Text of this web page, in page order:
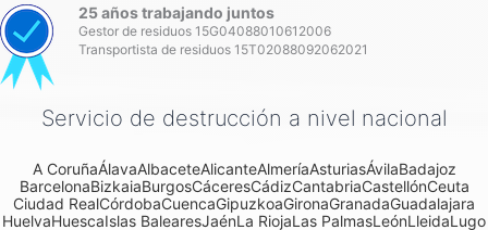
25 años trabajando juntos
Gestor de residuos 15G04088010612006
Transportista de residuos 15T02088092062021
Servicio de destrucción a nivel nacional
A CoruñaÁlavaAlbaceteAlicanteAlmeríaAsturiasÁvilaBadajoz
BarcelonaBizkaiaBurgosCáceresCádizCantabriaCastellónCeuta
Ciudad RealCórdobaCuencaGipuzkoaGironaGranadaGuadalajara
HuelvaHuescaIslas BalearesJaénLa RiojaLas PalmasLeónLleidaLugo